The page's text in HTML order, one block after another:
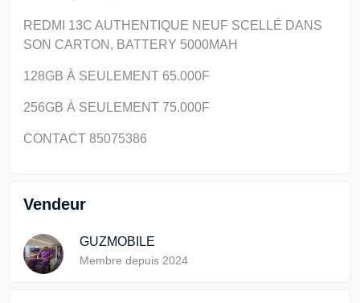
REDMI 13C AUTHENTIQUE NEUF SCELLÉ DANS
SON CARTON, BATTERY 5000MAH
128GB À SEULEMENT 65.000F
256GB À SEULEMENT 75.000F
CONTACT 85075386
Vendeur
GUZMOBILE
Membre depuis 2024